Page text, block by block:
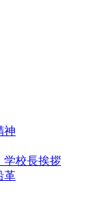
神
学校長挨拶
革